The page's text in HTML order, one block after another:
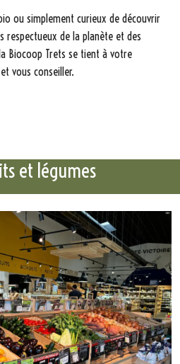
ou simplement curieux de découvrir
respectueux de la planète et des
Biocoop Trets se tient à votre
vous conseiller.
et légumes